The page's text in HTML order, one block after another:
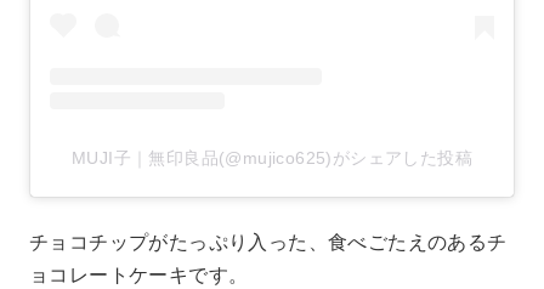
MUJI子｜無印良品(@mujico625)がシェアした投稿
チョコチップがたっぷり入った、食べごたえのあるチ
ョコレートケーキです。